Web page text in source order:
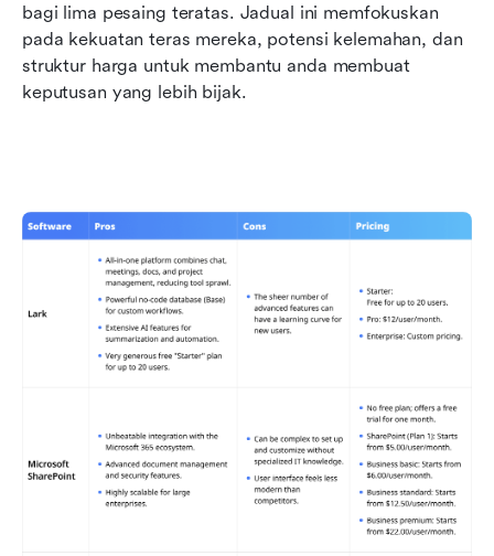
bagi lima pesaing teratas. Jadual ini memfokuskan
pada kekuatan teras mereka, potensi kelemahan, dan
struktur harga untuk membantu anda membuat
keputusan yang lebih bijak.